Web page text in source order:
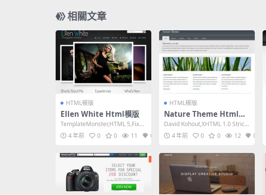
相關文章
HTML模版
Ellen White Html模版
TemplateMonster,HTML 5,Fixed
Width, Mixe...
4 年前 0 0 11 0
HTML模版
Nature Theme Html模
版
David Kohout,XHTML 1.0 Strict,
Fixed Widt...
4 年前 0 0 12 0